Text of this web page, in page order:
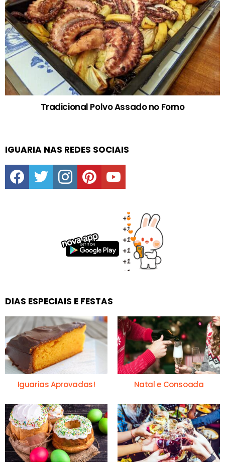
Tradicional Polvo Assado no Forno
IGUARIA NAS REDES SOCIAIS
facebooktwitter instagrampinterestyoutube
DIAS ESPECIAIS E FESTAS
Iguarias Aprovadas! Natal e Consoada